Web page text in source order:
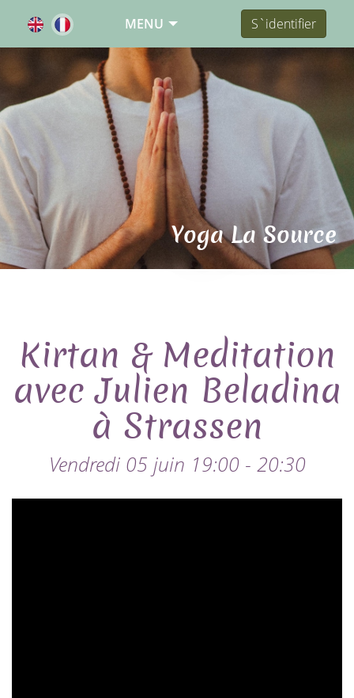
MENU S`identifier
Yoga La Source
Kirtan & Meditation
avec Julien Beladina
à Strassen
Vendredi 05 juin 19:00 - 20:30